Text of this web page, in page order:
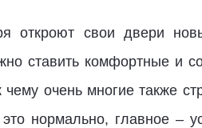
откроют свои двери
ставить комфортные и
очень многие также
нормально, главное –